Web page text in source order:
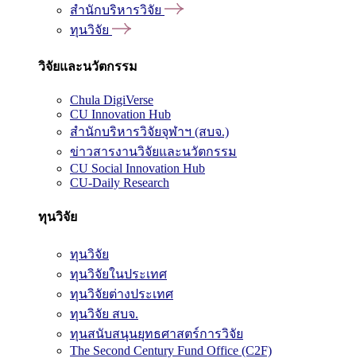
สำนักบริหารวิจัย
ทุนวิจัย
วิจัยและนวัตกรรม
Chula DigiVerse
CU Innovation Hub
สำนักบริหารวิจัยจุฬาฯ (สบจ.)
ข่าวสารงานวิจัยและนวัตกรรม
CU Social Innovation Hub
CU-Daily Research
ทุนวิจัย
ทุนวิจัย
ทุนวิจัยในประเทศ
ทุนวิจัยต่างประเทศ
ทุนวิจัย สบจ.
ทุนสนับสนุนยุทธศาสตร์การวิจัย
The Second Century Fund Office (C2F)